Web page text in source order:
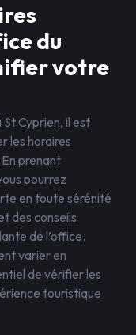
du
votre
Cyprien, il est
les horaires
prenant
pourrez
en toute sérénité
des conseils
de l’office.
varier en
de vérifier les
touristique